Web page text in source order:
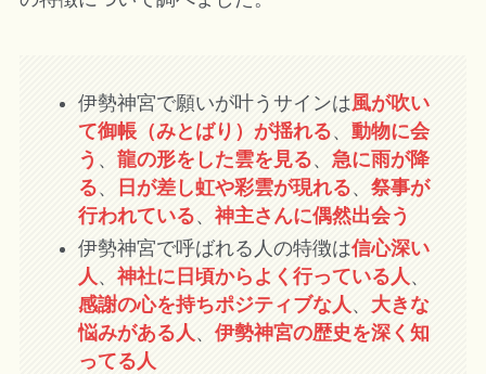
伊勢神宮で願いが叶うサインは風が吹い
て御帳（みとばり）が揺れる、 動物に会
う 、 龍の形をした雲を見る、 急に雨が降
る、 日が差し虹や彩雲が現れる、 祭事が
行われている、 神主さんに偶然出会う
伊勢神宮で呼ばれる人の特徴は信心深い
人、神社に日頃からよく行っている人、
感謝の心を持ちポジティブな人、 大きな
悩みがある人、 伊勢神宮の歴史を深く知
ってる人